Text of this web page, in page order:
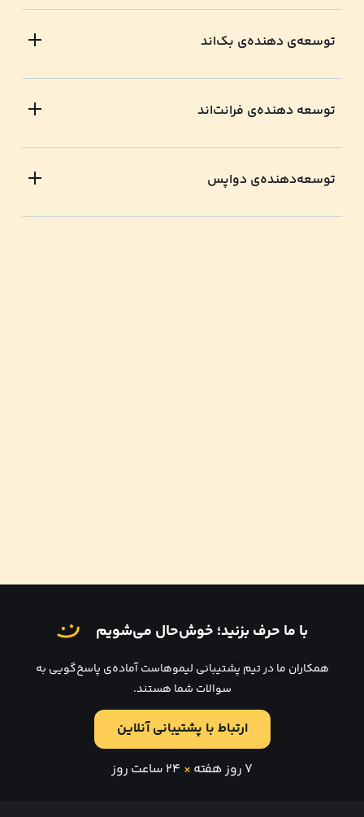
توسعه‌ی دهنده‌ی بک‌اند
توسعه دهنده‌ی فرانت‌اند
توسعه‌دهنده‌ی دواپس
با ما حرف بزنید؛ خوش‌حال می‌شویم
همکاران ما در تیم پشتیبانی لیموهاست آماده‌ی پاسخ‌گویی به
سوالات شما هستند.
ارتباط با پشتیبانی آنلاین
۷ روز هفته
×